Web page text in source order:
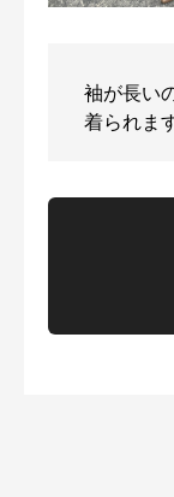
袖が長い
着られま